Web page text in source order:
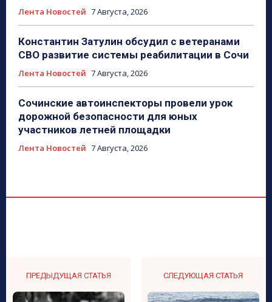
Лента Новостей 7 Августа, 2026
Константин Затулин обсудил с ветеранами
СВО развитие системы реабилитации в Сочи
Лента Новостей 7 Августа, 2026
Сочинские автоинспекторы провели урок
дорожной безопасности для юных
участников летней площадки
Лента Новостей 7 Августа, 2026
ПРЕДЫДУЩАЯ СТАТЬЯ СЛЕДУЮЩАЯ СТАТЬЯ